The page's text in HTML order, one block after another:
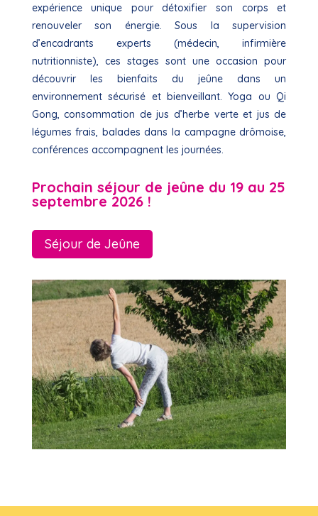
expérience unique pour détoxifier son corps et
renouveler son énergie. Sous la supervision
d’encadrants experts (médecin, infirmière
nutritionniste), ces stages sont une occasion pour
découvrir les bienfaits du jeûne dans un
environnement sécurisé et bienveillant. Yoga ou Qi
Gong, consommation de jus d’herbe verte et jus de
légumes frais, balades dans la campagne drômoise,
conférences accompagnent les journées.
Prochain séjour de jeûne du 19 au 25
septembre 2026 !
Séjour de Jeûne